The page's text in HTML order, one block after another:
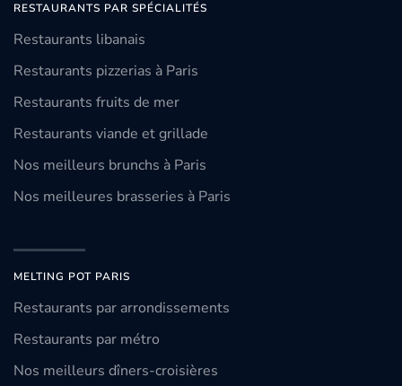
RESTAURANTS PAR SPÉCIALITÉS
Restaurants libanais
Restaurants pizzerias à Paris
Restaurants fruits de mer
Restaurants viande et grillade
Nos meilleurs brunchs à Paris
Nos meilleures brasseries à Paris
MELTING POT PARIS
Restaurants par arrondissements
Restaurants par métro
Nos meilleurs dîners-croisières